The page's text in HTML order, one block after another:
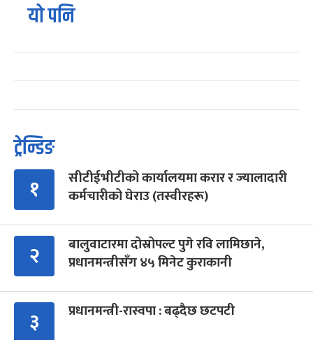
यो पनि
ट्रेन्डिङ
१
सीटीईभीटीको कार्यालयमा करार र ज्यालादारी
कर्मचारीको घेराउ (तस्वीरहरू)
२
बालुवाटारमा दोस्रोपल्ट पुगे रवि लामिछाने,
प्रधानमन्त्रीसँग ४५ मिनेट कुराकानी
३ प्रधानमन्त्री-रास्वपा : बढ्दैछ छटपटी